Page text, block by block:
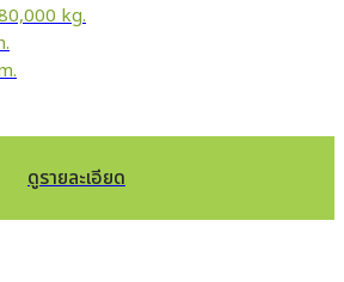
kg.
ดูรายละเอียด